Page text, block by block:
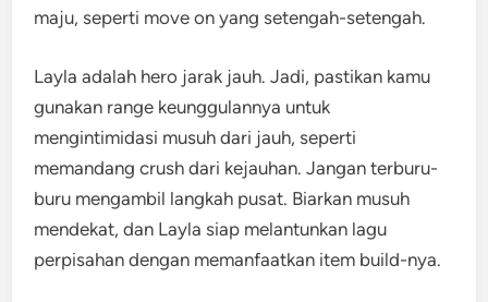
maju, seperti move on yang setengah-setengah.
Layla adalah hero jarak jauh. Jadi, pastikan kamu
gunakan range keunggulannya untuk
mengintimidasi musuh dari jauh, seperti
memandang crush dari kejauhan. Jangan terburu-
buru mengambil langkah pusat. Biarkan musuh
mendekat, dan Layla siap melantunkan lagu
perpisahan dengan memanfaatkan item build-nya.